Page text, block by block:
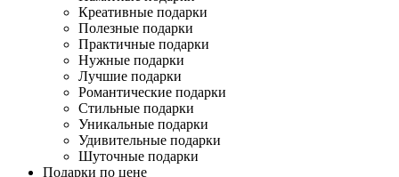
Креативные подарки
Полезные подарки
Практичные подарки
Нужные подарки
Лучшие подарки
Романтические подарки
Стильные подарки
Уникальные подарки
Удивительные подарки
Шуточные подарки
Подарки по цене